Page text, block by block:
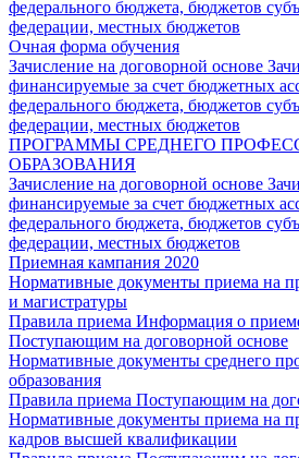
федерального бюджета, бюджетов
федерации, местных бюджетов
Очная форма обучения
Зачисление на договорной основе
финансируемые за счет бюджетных
федерального бюджета, бюджетов
федерации, местных бюджетов
ПРОГРАММЫ СРЕДНЕГО
ОБРАЗОВАНИЯ
Зачисление на договорной основе
финансируемые за счет бюджетных
федерального бюджета, бюджетов
федерации, местных бюджетов
Приемная кампания 2020
Нормативные документы приема на
и магистратуры
Правила приема Информация о
Поступающим на договорной основе
Нормативные документы среднего
образования
Правила приема Поступающим на
Нормативные документы приема на
кадров высшей квалификации